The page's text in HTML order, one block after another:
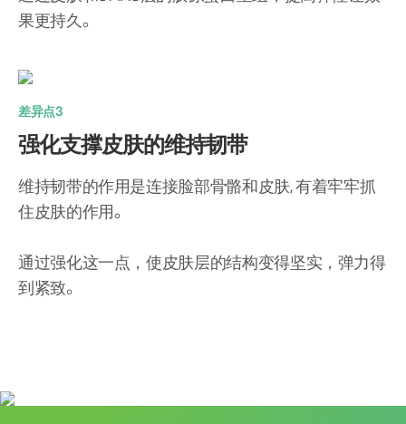
果更持久。
差异点3
强化支撑皮肤的维持韧带
维持韧带的作用是连接脸部骨骼和皮肤,有着牢牢抓
住皮肤的作用。
通过强化这一点，使皮肤层的结构变得坚实， 弹力得
到紧致。